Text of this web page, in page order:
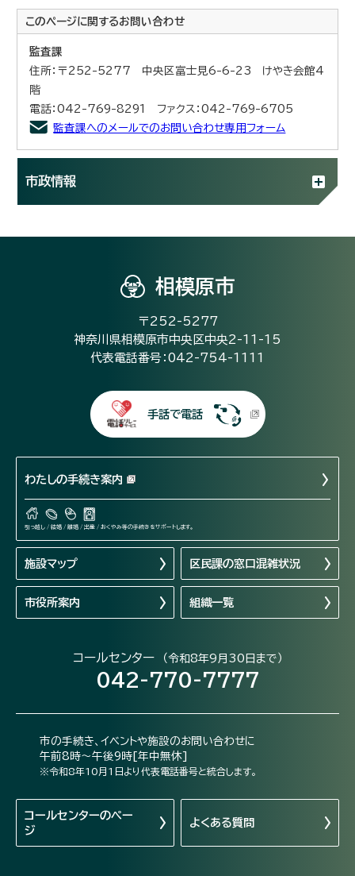
このページに関するお問い合わせ
監査課
住所：〒252-5277 中央区富士見6-6-23 けやき会館4
階
電話：042-769-8291 ファクス：042-769-6705
監査課へのメールでのお問い合わせ専用フォーム
市政情報
相模原市
〒252-5277
神奈川県相模原市中央区中央2-11-15
代表電話番号：042-754-1111
手話で電話
わたしの手続き案内
引っ越し / 結婚 / 離婚 / 出産 / おくやみ等の手続きをサポートします。
施設マップ 区民課の窓口混雑状況
市役所案内 組織一覧
コールセンター （令和8年9月30日まで）
042-770-7777
市の手続き、イベントや施設のお問い合わせに
午前8時～午後9時[年中無休]
※令和8年10月1日より代表電話番号と統合します。
コールセンターのペー
ジ
よくある質問